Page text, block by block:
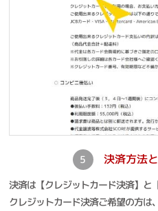
5 決済方法
決済は【クレジットカード決済】と
クレジットカード決済ご希望の方は